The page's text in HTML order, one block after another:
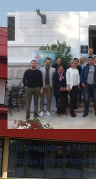
Broj pregleda : 4.748
Trebinju je
osoblje JZU Zavod